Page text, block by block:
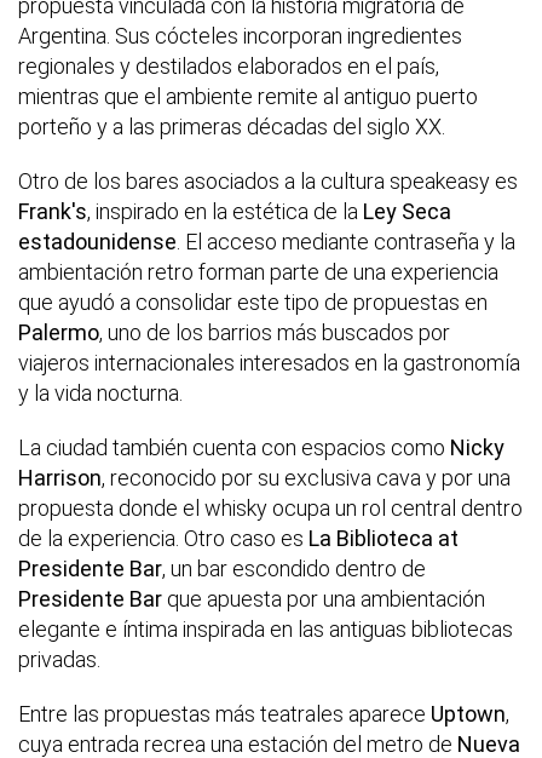
propuesta vinculada con la historia migratoria de
Argentina. Sus cócteles incorporan ingredientes
regionales y destilados elaborados en el país,
mientras que el ambiente remite al antiguo puerto
porteño y a las primeras décadas del siglo XX.
Otro de los bares asociados a la cultura speakeasy es
Frank's, inspirado en la estética de la Ley Seca
estadounidense . El acceso mediante contraseña y la
ambientación retro forman parte de una experiencia
que ayudó a consolidar este tipo de propuestas en
Palermo, uno de los barrios más buscados por
viajeros internacionales interesados en la gastronomía
y la vida nocturna.
La ciudad también cuenta con espacios como Nicky
Harrison, reconocido por su exclusiva cava y por una
propuesta donde el whisky ocupa un rol central dentro
de la experiencia. Otro caso es La Biblioteca at
Presidente Bar, un bar escondido dentro de
Presidente Bar que apuesta por una ambientación
elegante e íntima inspirada en las antiguas bibliotecas
privadas.
Entre las propuestas más teatrales aparece Uptown,
cuya entrada recrea una estación del metro de Nueva